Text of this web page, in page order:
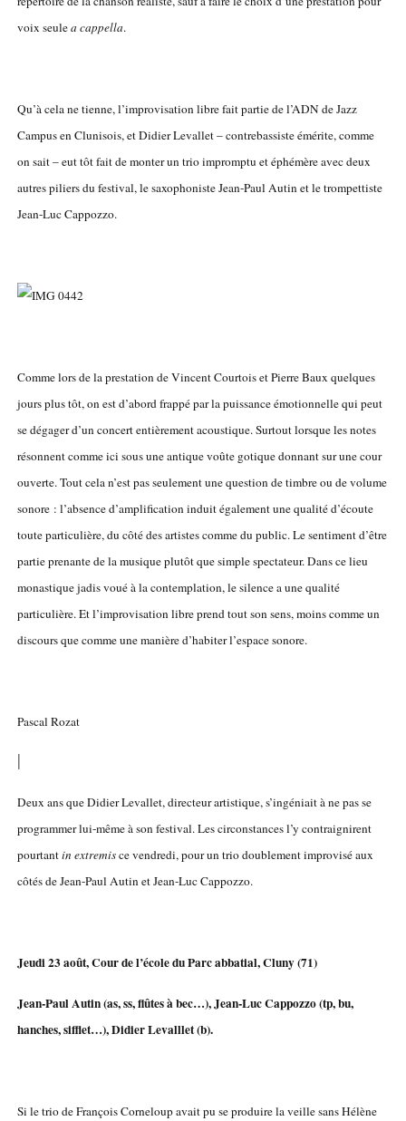
voix seulea cappella.
Qu’à cela ne tienne, l’improvisation libre fait partie de l’ADN de Jazz
Campus en Clunisois, et Didier Levallet – contrebassiste émérite, comme
on sait – eut tôt fait de monter un trio impromptu et éphémère avec deux
autres piliers du festival, le saxophoniste Jean-Paul Autin et le trompettiste
Jean-Luc Cappozzo.
Comme lors de la prestation de Vincent Courtois et Pierre Baux quelques
jours plus tôt, on est d’abord frappé par la puissance émotionnelle qui peut
se dégager d’un concert entièrement acoustique. Surtout lorsque les notes
résonnent comme ici sous une antique voûte gotique donnant sur une cour
ouverte. Tout cela n’est pas seulement une question de timbre ou de volume
sonore : l’absence d’amplification induit également une qualité d’écoute
toute particulière, du côté des artistes comme du public. Le sentiment d’être
partie prenante de la musique plutôt que simple spectateur. Dans ce lieu
monastique jadis voué à la contemplation, le silence a une qualité
particulière. Et l’improvisation libre prend tout son sens, moins comme un
discours que comme une manière d’habiter l’espace sonore.
Pascal Rozat
Deux ans que Didier Levallet, directeur artistique, s’ingéniait à ne pas se
programmer lui-même à son festival. Les circonstances l’y contraignirent
pourtantin extremisce vendredi, pour un trio doublement improvisé aux
côtés de Jean-Paul Autin et Jean-Luc Cappozzo.
Jeudi 23 août, Cour de l’école du Parc abbatial, Cluny (71)
Jean-Paul Autin (as, ss, flûtes à bec…), Jean-Luc Cappozzo (tp, bu,
hanches, sifflet…), Didier Levalllet (b).
Si le trio de François Corneloup avait pu se produire la veille sans Hélène